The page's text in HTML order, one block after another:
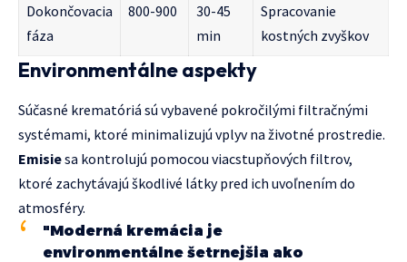
Dokončovacia
fáza
800-900
30-45
min
Spracovanie
kostných zvyškov
Environmentálne aspekty
Súčasné krematóriá sú vybavené pokročilými filtračnými
systémami, ktoré minimalizujú vplyv na životné prostredie.
Emisiesa kontrolujú pomocou viacstupňových filtrov,
ktoré zachytávajú škodlivé látky pred ich uvoľnením do
atmosféry.
"Moderná kremácia je
environmentálne šetrnejšia ako